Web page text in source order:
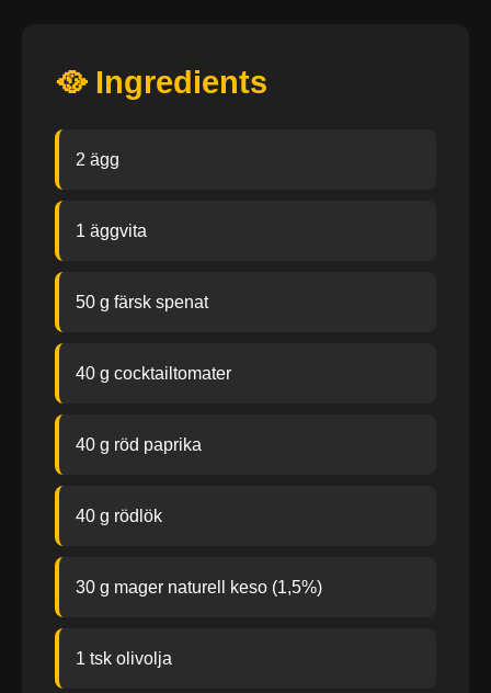
🥘 Ingredients
2 ägg
1 äggvita
50 g färsk spenat
40 g cocktailtomater
40 g röd paprika
40 g rödlök
30 g mager naturell keso (1,5%)
1 tsk olivolja